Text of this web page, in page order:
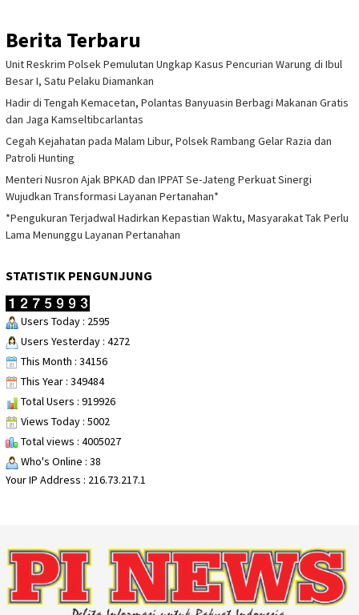
Berita Terbaru
Unit Reskrim Polsek Pemulutan Ungkap Kasus Pencurian Warung di Ibul
Besar I, Satu Pelaku Diamankan
Hadir di Tengah Kemacetan, Polantas Banyuasin Berbagi Makanan Gratis
dan Jaga Kamseltibcarlantas
Cegah Kejahatan pada Malam Libur, Polsek Rambang Gelar Razia dan
Patroli Hunting
Menteri Nusron Ajak BPKAD dan IPPAT Se-Jateng Perkuat Sinergi
Wujudkan Transformasi Layanan Pertanahan*
*Pengukuran Terjadwal Hadirkan Kepastian Waktu, Masyarakat Tak Perlu
Lama Menunggu Layanan Pertanahan
STATISTIK PENGUNJUNG
Users Today : 2595
Users Yesterday : 4272
This Month : 34156
This Year : 349484
Total Users : 919926
Views Today : 5002
Total views : 4005027
Who's Online : 38
Your IP Address : 216.73.217.1